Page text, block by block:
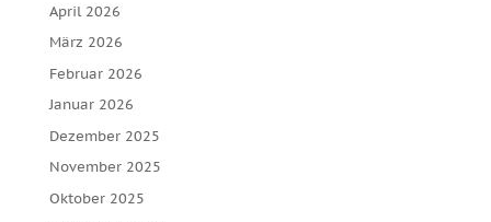
April 2026
März 2026
Februar 2026
Januar 2026
Dezember 2025
November 2025
Oktober 2025